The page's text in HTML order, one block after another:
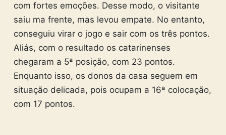
com fortes emoções. Desse modo, o visitante
saiu ma frente, mas levou empate. No entanto,
conseguiu virar o jogo e sair com os três pontos.
Aliás, com o resultado os catarinenses
chegaram a 5ª posição, com 23 pontos.
Enquanto isso, os donos da casa seguem em
situação delicada, pois ocupam a 16ª colocação,
com 17 pontos.